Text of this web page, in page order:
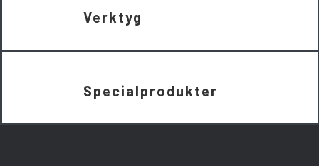
Verktyg
Specialprodukter